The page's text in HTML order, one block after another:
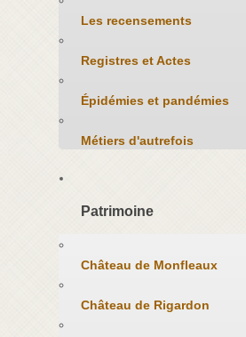
Les recensements
Registres et Actes
Épidémies et pandémies
Métiers d'autrefois
Patrimoine
Château de Monfleaux
Château de Rigardon